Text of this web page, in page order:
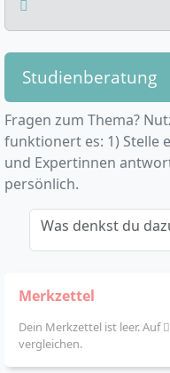
Studienberatung
Fragen zum Thema?
funktionert es: 1) Stelle
und Expertinnen
persönlich.
Was denkst du
Merkzettel
Dein Merkzettel ist leer. Auf
vergleichen.